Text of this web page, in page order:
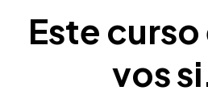
Este curso
vos